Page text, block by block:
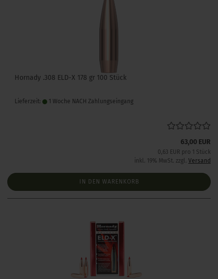
Hornady .308 ELD-X 178 gr 100 Stück
Lieferzeit: 1 Woche NACH Zahlungseingang
63,00 EUR
0,63 EUR pro 1 Stück
inkl. 19% MwSt. zzgl. Versand
IN DEN WARENKORB